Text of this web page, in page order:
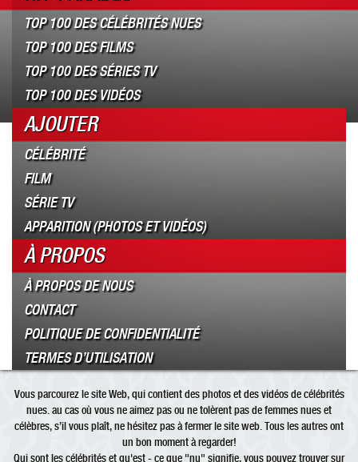
TOP 100 DES CÉLÉBRITÉS NUES
TOP 100 DES FILMS
TOP 100 DES SÉRIES TV
TOP 100 DES VIDÉOS
AJOUTER
CÉLÉBRITÉ
FILM
SÉRIE TV
APPARITION (PHOTOS ET VIDÉOS)
À PROPOS
À PROPOS DE NOUS
CONTACT
POLITIQUE DE CONFIDENTIALITÉ
TERMES D’UTILISATION
Vous parcourez le site Web, qui contient des photos et des vidéos de célébrités
nues. au cas où vous ne aimez pas ou ne tolèrent pas de femmes nues et
célèbres, s’il vous plaît, ne hésitez pas à fermer le site web. Tous les autres ont
un bon moment à regarder!
Qui sont lescélébritéset qu'est - ce que "nu" signifie, vous pouvez trouver sur